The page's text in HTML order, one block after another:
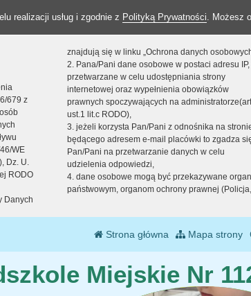
realizacji usług i zgodnie z Polityką Prywatności. Możesz
679 z
WE
Dz. U.
RODO
Danych
znajdują się w linku „Ochrona danych
2. Pana/Pani dane osobowe w postaci adresu
przetwarzane w celu udostępniania strony
internetowej oraz wypełnienia obowiązków
prawnych spoczywających na
ust.1 lit.c RODO),
3. jeżeli korzysta Pan/Pani z odnośnika na
będącego adresem e-mail placówki to zgadza
Pan/Pani na przetwarzanie danych w celu
udzielenia odpowiedzi,
4. dane osobowe mogą być przekazywane
państwowym, organom ochrony prawnej (Policja,
Strona główna Mapa strony
Miejskie Nr